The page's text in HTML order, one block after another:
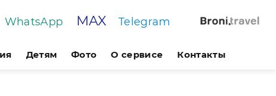
WhatsApp MAX Telegram
Детям Фото О сервисе Контакты